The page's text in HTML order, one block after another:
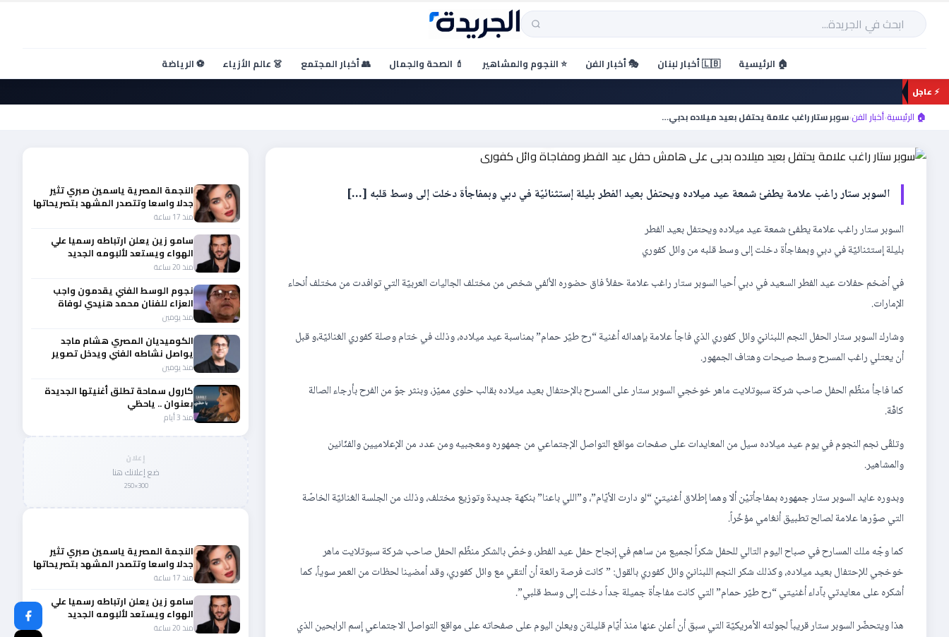
تخطي
المحتوى
بحث
🏠 الرئيسية 🇱🇧 أخبار لبنان 🎭 أخبار الفن ⭐ النجوم والمشاهير 💄 الصحة والجمال 👥 أخبار المجتمع 👗 عالم الأزياء ⚽ الرياضة
⚡ عاجل
🏠 الرئيسية›أخبار الفن›سوبر ستار راغب علامة يحتفل بعيد ميلاده بدبي…
سوبر ستار راغب علامة يحتفل بعيد ميلاده بدبي علي هامش
حفل عيد الفطر ومفاجاة وائل كفوري
السوبر ستار راغب علامة يطفئ شمعة عيد ميلاده ويحتفل بعيد الفطر بليلة إستثنائيّة في دبي وبمفاجأة دخلت إلى وسط قلبه […]
السوبر ستار راغب علامة يطفئ شمعة عيد ميلاده ويحتفل بعيد الفطر
بليلة إستثنائيّة في دبي وبمفاجأة دخلت إلى وسط قلبه من وائل كفوري
في أضخم حفلات عيد الفطر السعيد في دبي أحيا السوبر ستار راغب علامة حفلاً فاق حضوره الألفي شخص من مختلف الجاليات العربيّة التي توافدت من مختلف أنحاء
الإمارات.
وشارك السوبر ستار الحفل النجم اللبنانيّ وائل كفوري الذي فاجأ علامة بإهدائه أغنية “رح طيّر حمام” بمناسبة عيد ميلاده، وذلك في ختام وصلة كفوري الغنائيّة،و قبل
أن يعتلي راغب المسرح وسط صيحات وهتاف الجمهور.
كما فاجأ منظّم الحفل صاحب شركة سبوتلايت ماهر خوخجي السوبر ستار على المسرح بالإحتفال بعيد ميلاده بقالب حلوى مميّز، وبنثر جوّ من الفرح بأرجاء الصالة
كافّة.
وتلقّى نجم النجوم في يوم عيد ميلاده سيل من المعايدات على صفحات مواقع التواصل الإجتماعي من جمهوره ومعجبيه ومن عدد من الإعلاميين والفنّانين
والمشاهير.
وبدوره عايد السوبر ستار جمهوره بمفاجأتيْن ألا وهما إطلاق أغنيتيْ “لو دارت الأيّام”، و”اللي باعنا” بنكهة جديدة وتوزيع مختلف، وذلك من الجلسة الغنائيّة الخاصّة
التي صوّرها علامة لصالح تطبيق أنغامي مؤخّراً.
كما وجّه ملك المسارح في صباح اليوم التالي للحفل شكراً لجميع من ساهم في إنجاح حفل عيد الفطر، وخصّ بالشكر منظّم الحفل صاحب شركة سبوتلايت ماهر
خوخجي للإحتفال بعيد ميلاده، وكذلك شكر النجم اللبنانيّ وائل كفوري بالقول: ” كانت فرصة رائعة أن ألتقي مع وائل كفوري، وقد أمضينا لحظات من العمر سوياً، كما
أشكره على معايدتي بآداء أغنيتي “رح طيّر حمام” التي كانت مفاجأة جميلة جداً دخلت إلى وسط قلبي”.
هذا ويتحضّر السوبر ستار قريباً لجولته الأمريكيّة التي سبق أن أعلن عنها منذ أيّام قليلةن ويعلن اليوم على صفحاته على مواقع التواصل الاجتماعي إسم الرابحين الذي
النجمة المصرية ياسمين صبري تثير
جدلا واسعا وتتصدر المشهد بتصريحاتها
الأخيرة
منذ 17 ساعة
سامو زين يعلن ارتباطه رسميا علي
الهواء ويستعد لألبومه الجديد
منذ 20 ساعة
نجوم الوسط الفني يقدمون واجب
العزاء للفنان محمد هنيدي لوفاة
شقيقه الأكبر
منذ يومين
الكوميديان المصري هشام ماجد
يواصل نشاطه الفني ويدخل تصوير
عامل ميت
منذ يومين
كارول سماحة تطلق أغنيتها الجديدة
بعنوان .. ياحظي
منذ 3 أيام
إعلان
ضع إعلانك هنا
300×250
النجمة المصرية ياسمين صبري تثير
جدلا واسعا وتتصدر المشهد بتصريحاتها
الأخيرة
منذ 17 ساعة
سامو زين يعلن ارتباطه رسميا علي
الهواء ويستعد لألبومه الجديد
منذ 20 ساعة